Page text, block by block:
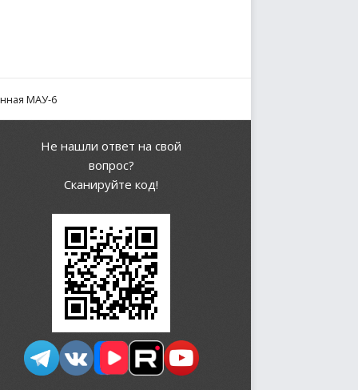
МАУ-6
Не нашли ответ на свой
вопрос?
Сканируйте код!